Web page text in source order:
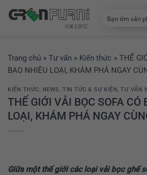
đến
Trang chủ » Tư vấn » Kiến thức » THẾ
BAO NHIÊU LOẠI, KHÁM PHÁ NGAY
KIẾN THỨC, NEWS ,TIN TỨC & SỰ KIỆN,TƯ VẤN
THẾ GIỚI VẢI BỌC SOFA CÓ
LOẠI, KHÁM PHÁ NGAY
Giữa một thế giới các loại vải bọc ghế